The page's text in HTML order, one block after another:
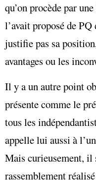
qu’on procède par
l’avait proposé de
justifie pas sa
avantages ou les
Il y a un autre point
présente comme le
tous les
appelle lui aussi à
Mais curieusement, il
rassemblement